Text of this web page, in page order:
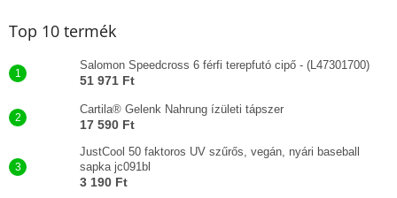
Top 10 termék
Salomon Speedcross 6 férfi terepfutó cipő - (L47301700)
51 971 Ft
Cartila® Gelenk Nahrung ízületi tápszer
17 590 Ft
JustCool 50 faktoros UV szűrős, vegán, nyári baseball
sapka jc091bl
3 190 Ft